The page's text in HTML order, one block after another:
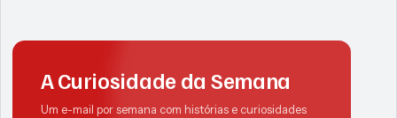
A Curiosidade da Semana
Um e-mail por semana com histórias e curiosidades